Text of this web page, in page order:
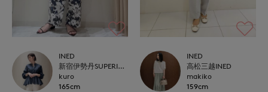
INED
新宿伊勢丹SUPERIOR CLOSET
kuro
165cm
INED
高松三越INED
makiko
159cm